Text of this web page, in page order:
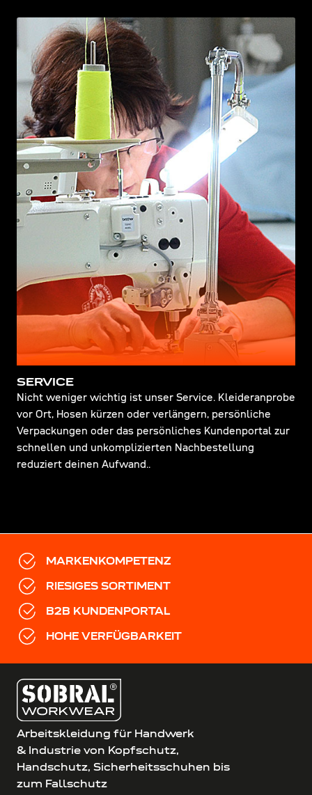
SERVICE
Nicht weniger wichtig ist unser Service. Kleideranprobe
vor Ort, Hosen kürzen oder verlängern, persönliche
Verpackungen oder das persönliches Kundenportal zur
schnellen und unkomplizierten Nachbestellung
reduziert deinen Aufwand..
MARKENKOMPETENZ
RIESIGES SORTIMENT
B2B KUNDENPORTAL
HOHE VERFÜGBARKEIT
Arbeitskleidung für Handwerk
& Industrie von Kopfschutz,
Handschutz, Sicherheitsschuhen bis
zum Fallschutz